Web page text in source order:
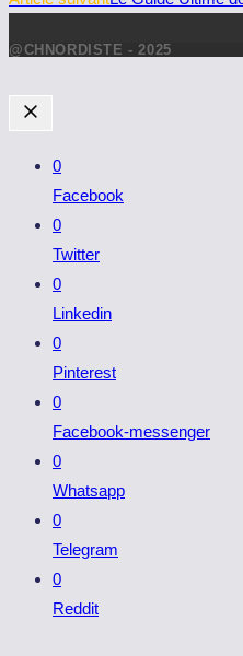
@CHNORDISTE - 2025
0
Facebook
0
Twitter
0
Linkedin
0
Pinterest
0
Facebook-messenger
0
Whatsapp
0
Telegram
0
Reddit